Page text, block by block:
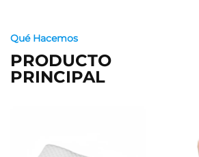
Qué Hacemos
PRODUCTO
PRINCIPAL